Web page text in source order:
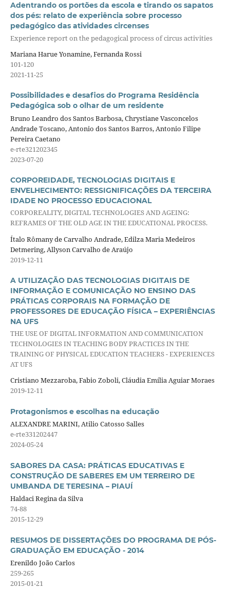
Adentrando os portões da escola e tirando os sapatos
dos pés: relato de experiência sobre processo
pedagógico das atividades circenses
Experience report on the pedagogical process of circus activities
Mariana Harue Yonamine, Fernanda Rossi
101-120
2021-11-25
Possibilidades e desafios do Programa Residência
Pedagógica sob o olhar de um residente
Bruno Leandro dos Santos Barbosa, Chrystiane Vasconcelos
Andrade Toscano, Antonio dos Santos Barros, Antonio Filipe
Pereira Caetano
e-rte321202345
2023-07-20
CORPOREIDADE, TECNOLOGIAS DIGITAIS E
ENVELHECIMENTO: RESSIGNIFICAÇÕES DA TERCEIRA
IDADE NO PROCESSO EDUCACIONAL
CORPOREALITY, DIGITAL TECHNOLOGIES AND AGEING:
REFRAMES OF THE OLD AGE IN THE EDUCATIONAL PROCESS.
Ítalo Rômany de Carvalho Andrade, Edilza Maria Medeiros
Detmering, Allyson Carvalho de Araújo
2019-12-11
A UTILIZAÇÃO DAS TECNOLOGIAS DIGITAIS DE
INFORMAÇÃO E COMUNICAÇÃO NO ENSINO DAS
PRÁTICAS CORPORAIS NA FORMAÇÃO DE
PROFESSORES DE EDUCAÇÃO FÍSICA – EXPERIÊNCIAS
NA UFS
THE USE OF DIGITAL INFORMATION AND COMMUNICATION
TECHNOLOGIES IN TEACHING BODY PRACTICES IN THE
TRAINING OF PHYSICAL EDUCATION TEACHERS - EXPERIENCES
AT UFS
Cristiano Mezzaroba, Fabio Zoboli, Cláudia Emília Aguiar Moraes
2019-12-11
Protagonismos e escolhas na educação
ALEXANDRE MARINI, Atilio Catosso Salles
e-rte331202447
2024-05-24
SABORES DA CASA: PRÁTICAS EDUCATIVAS E
CONSTRUÇÃO DE SABERES EM UM TERREIRO DE
UMBANDA DE TERESINA – PIAUÍ
Haldaci Regina da Silva
74-88
2015-12-29
RESUMOS DE DISSERTAÇÕES DO PROGRAMA DE PÓS-
GRADUAÇÃO EM EDUCAÇÃO - 2014
Erenildo João Carlos
259-265
2015-01-21